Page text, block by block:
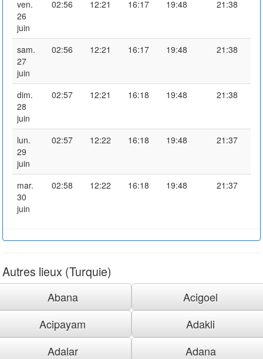
ven.
26
juin
02:56 12:21 16:17 19:48 21:38
sam.
27
juin
02:56 12:21 16:17 19:48 21:38
dim.
28
juin
02:57 12:21 16:18 19:48 21:38
lun.
29
juin
02:57 12:22 16:18 19:48 21:37
mar.
30
juin
02:58 12:22 16:18 19:48 21:37
Autres lieux (Turquie)
Abana
Acigoel
Acipayam
Adakli
Adalar
Adana